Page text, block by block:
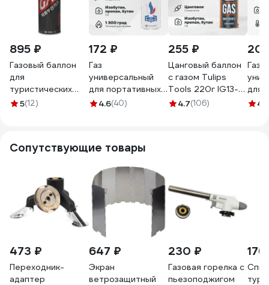
895 ₽
Газовый баллон
для
туристических
плит BlackWeld
5(12)
172 ₽
Газ
универсальный
для портативных
газовых приборов
4.6(40)
255 ₽
Цанговый баллон
с газом Tulips
Tools 220г IG13-
2204.7(106)
Газ
для
4.8
Сопутствующие товары
473 ₽
Переходник-
адаптер
647 ₽
Экран
ветрозащитный
230 ₽
Газовая горелка с
пьезоподжигом
176